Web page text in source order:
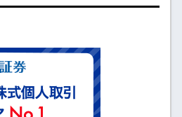
回出題されるので必